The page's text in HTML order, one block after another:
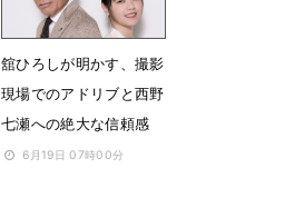
舘ひろしが明かす、撮影
現場でのアドリブと西野
七瀬への絶大な信頼感
6月19日 07時00分